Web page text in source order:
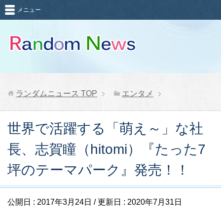
メニュー
ランダムニュース TOP エンタメ
世界で活躍する「萌え～」な社
長、志賀瞳（hitomi）『たった7
坪のテーマパーク』発売！！
公開日 : 2017年3月24日 / 更新日 : 2020年7月31日